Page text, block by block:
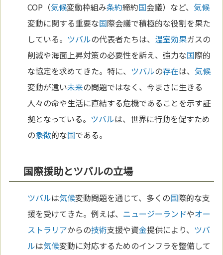
COP（気候変動枠組み条約締約国会議）など、気候
変動に関する重要な国際会議で積極的な役割を果た
している。 ツバルの代表者たちは、 温室効果ガスの
削減や海面上昇対策の必要性を訴え、強力な国際的
な協定を求めてきた。特に、 ツバルの存在は、気候
変動が遠い未来の問題ではなく、今まさに生きる
人々の命や生活に直結する危機であることを示す証
拠となっている。 ツバルは、世界に行動を促すため
の象徴的な国である。
国際援助とツバルの立場
ツバルは気候変動問題を通じて、多くの国際的な支
援を受けてきた。例えば、 ニュージーランドやオー
ストラリアからの技術支援や資金提供により、 ツバ
ルは気候変動に対応するためのインフラを整備して